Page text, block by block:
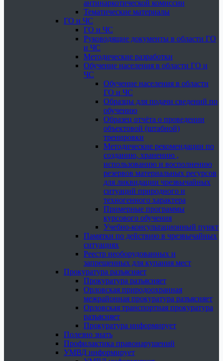
антинаркотической комиссии
Тематические материалы
ГО и ЧС
ГО и ЧС
Руководящие документы в области ГО
и ЧС
Методические разработки
Обучение населения в области ГО и
ЧС
Обучение населения в области
ГО и ЧС
Образцы для подачи сведений по
обучению
Образец отчёта о проведении
объектовой (штабной)
тренировки
Методические рекомендации по
созданию, хранению ,
использованию и восполнению
резервов материальных ресурсов
для ликвидации чрезвычайных
ситуаций природного и
техногенного характера
Примерные программы
курсового обучения
Учебно-консультационный пункт
Памятки по действию в чрезвычайных
ситуациях
Реестр необорудованных и
запрещенных для купания мест
Прокуратура разъясняет
Прокуратура разъясняет
Орловская природоохранная
межрайонная прокуратура разъясняет
Орловская транспортная прокуратура
разъясняет
Прокуратура информирует
Полезно знать
Профилактика правонарушений
УМВД информирует